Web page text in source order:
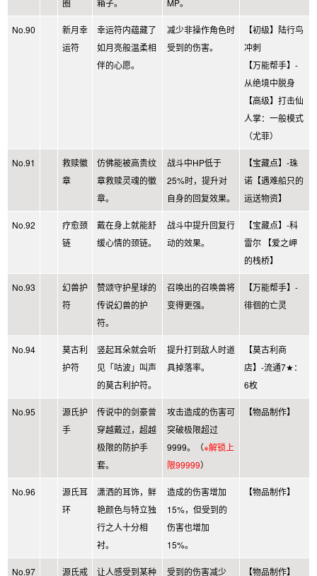
圈
箱子。
MP。
No.90
新月幸
运符
幸运符内蕴藏了
如月亮般温柔相
伴的心愿。
减少非操作角色时
受到的伤害。
【初级】陆行鸟
冲刺
【万能帮手】-
从绝境中脱身
【高级】打击仙
人掌：一般模式
（尤菲）
No.91
救赎徽
章
仿佛能被高贵纹
章救赎灵魂的徽
章。
战斗中HP低于
25%时，提升对
自身的回复效果。
【宝藏点】-珠
诺【遇难船只的
运送物资】
No.92
疗愈颈
链
戴在身上就能舒
缓心情的颈链。
战斗中提升回复行
动的效果。
【宝藏点】-科
雷尔 【爱之岬
的栈桥】
No.93
幻兽护
符
赞颂守护星球的
传说幻兽的护
符。
召唤出的召唤兽将
变得更强。
【万能帮手】-
徘徊的亡灵
No.94
莫古利
护符
竖起耳朵就会听
见「咕波」叫声
的莫古利护符。
提升打到敌人时道
具掉落率。
【莫古利商
店】-流通7★：
6枚
No.95
源氏护
手
传说中的剑豪曾
穿越戴过，超越
极限的防护手
套。
攻击造成的伤害可
突破极限超过
9999。（※解锁上
限99999）
【物品制作】
No.96
源氏耳
环
潇洒的耳饰，鲜
艳颜色与特立独
行之人十分相
衬。
造成的伤害增加
15%，但受到的
伤害也增加
15%。
【物品制作】
No.97
源氏戒
让人感受到某种
受到的伤害减少
【物品制作】